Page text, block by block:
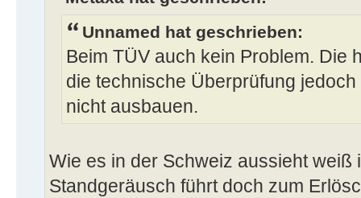
Unnamed hat geschrieben:
Beim TÜV auch kein Problem. Die
die technische Überprüfung
nicht ausbauen.
Wie es in der Schweiz aussieht
Standgeräusch führt doch zum